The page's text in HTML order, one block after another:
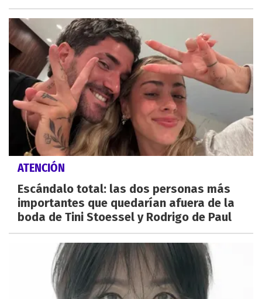
ATENCIÓN
Escándalo total: las dos personas más
importantes que quedarían afuera de la
boda de Tini Stoessel y Rodrigo de Paul